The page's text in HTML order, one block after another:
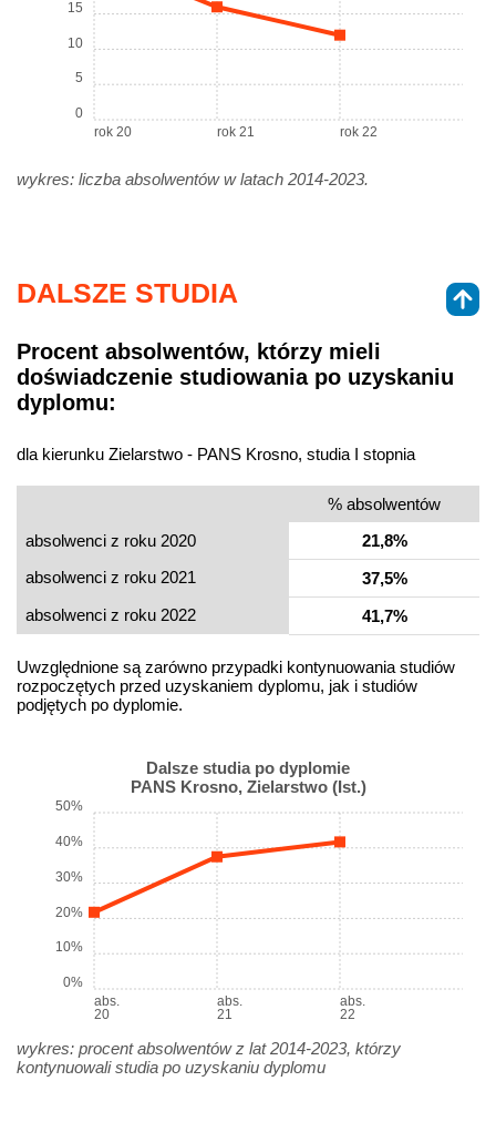
rok 20 rok 21 rok 22
0
5
10
15
wykres: liczba absolwentów w latach 2014-2023.
DALSZE STUDIA
Procent absolwentów, którzy mieli
doświadczenie studiowania po uzyskaniu
dyplomu:
dla kierunku Zielarstwo - PANS Krosno, studia I stopnia
% absolwentów
absolwenci z roku 2020
21,8%
absolwenci z roku 2021
37,5%
absolwenci z roku 2022
41,7%
Uwzględnione są zarówno przypadki kontynuowania studiów
rozpoczętych przed uzyskaniem dyplomu, jak i studiów
podjętych po dyplomie.
Dalsze studia po dyplomie
PANS Krosno, Zielarstwo (Ist.)
abs.
20
abs.
21
abs.
22
0%
10%
20%
30%
40%
50%
wykres: procent absolwentów z lat 2014-2023, którzy
kontynuowali studia po uzyskaniu dyplomu